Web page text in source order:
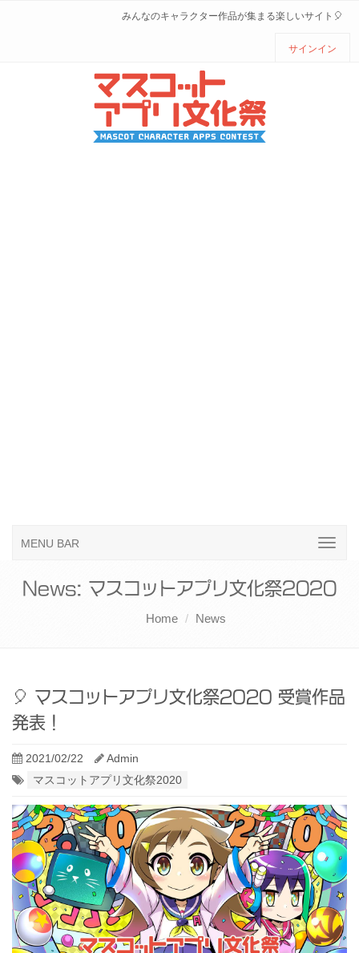
みんなのキャラクター作品が集まる楽しいサイト🎈
サインイン
MENU BAR
News: マスコットアプリ文化祭2020
Home News
マスコットアプリ文化祭2020 受賞作品
発表！
2021/02/22
Admin
マスコットアプリ文化祭2020